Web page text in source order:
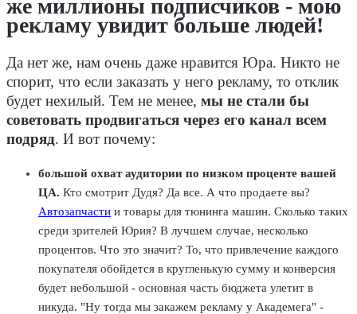
же миллионы подписчиков - мою
рекламу увидит больше людей!
Да нет же, нам очень даже нравится Юра. Никто не
спорит, что если заказать у него рекламу, то отклик
будет нехилый. Тем не менее, мы не стали бы
советовать продвигаться через его канал всем
подряд. И вот почему:
большой охват аудитории по низком проценте вашей
ЦА. Кто смотрит Дудя? Да все. А что продаете вы?
Автозапчасти и товары для тюнинга машин. Сколько таких
среди зрителей Юрия? В лучшем случае, несколько
процентов. Что это значит? То, что привлечение каждого
покупателя обойдется в кругленькую сумму и конверсия
будет небольшой - основная часть бюджета улетит в
никуда. "Ну тогда мы закажем рекламу у Академега" -